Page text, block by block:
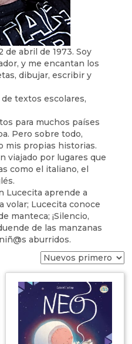
de abril de 1973. Soy
y me encantan los
dibujar, escribir y
textos escolares,
para muchos países
Pero sobre todo,
mis propias historias.
viajado por lugares que
como el italiano, el
Lucecita aprende a
volar; Lucecita conoce
manteca; ¡Silencio,
de las manzanas
aburridos.